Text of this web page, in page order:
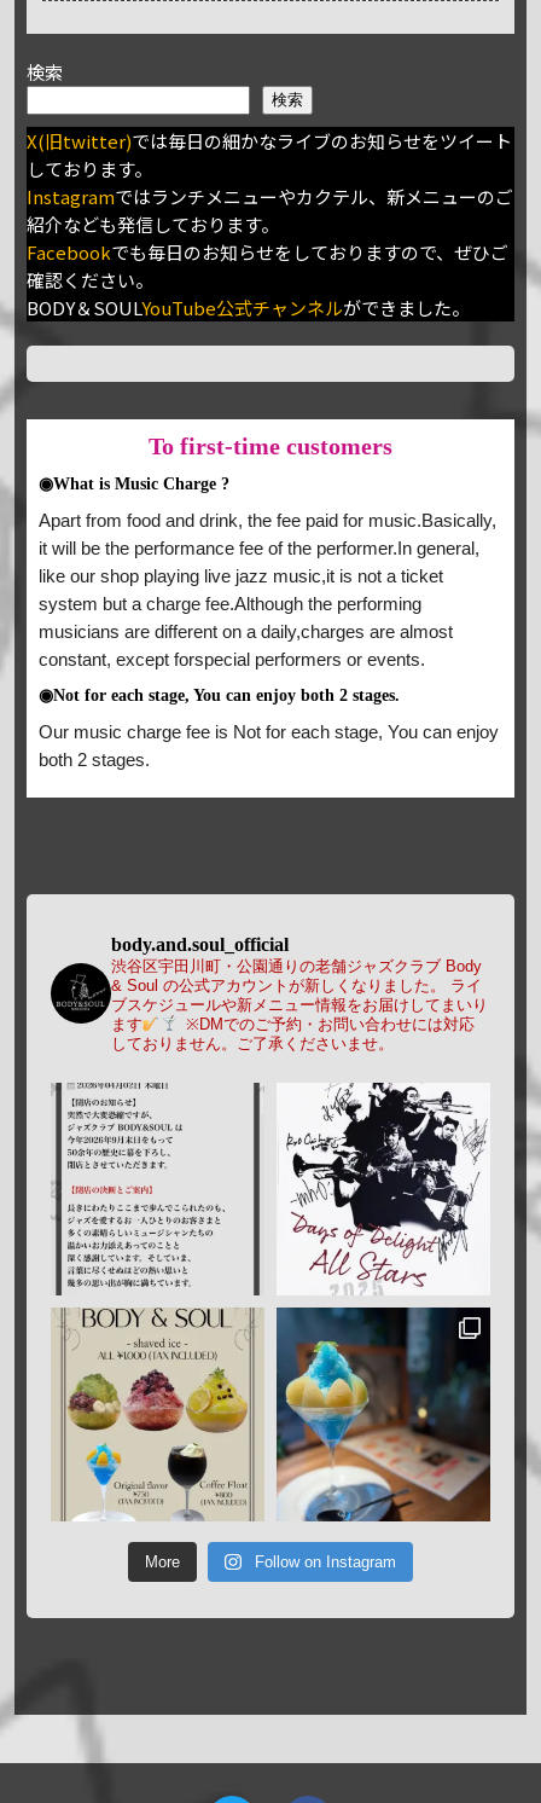
検索
検索
X(旧twitter)では毎日の細かなライブのお知らせをツイート
しております。
Instagramではランチメニューやカクテル、新メニューのご
紹介なども発信しております。
Facebookでも毎日のお知らせをしておりますので、ぜひご
確認ください。
BODY＆SOULYouTube公式チャンネルができました。
To first-time customers
◉What is Music Charge ?
Apart from food and drink, the fee paid for music.Basically,
it will be the performance fee of the performer.In general,
like our shop playing live jazz music,it is not a ticket
system but a charge fee.Although the performing
musicians are different on a daily,charges are almost
constant, except forspecial performers or events.
◉Not for each stage, You can enjoy both 2 stages.
Our music charge fee is Not for each stage, You can enjoy
both 2 stages.
body.and.soul_official
渋谷区宇田川町・公園通りの老舗ジャズクラブ Body
& Soul の公式アカウントが新しくなりました。
ライ
ブスケジュールや新メニュー情報をお届けしてまいり
ます
※DMでのご予約・お問い合わせには対応
しておりません。ご了承くださいませ。
More Follow on Instagram